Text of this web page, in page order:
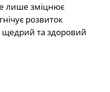
лише зміцнює
розвиток
щедрий та здоровий